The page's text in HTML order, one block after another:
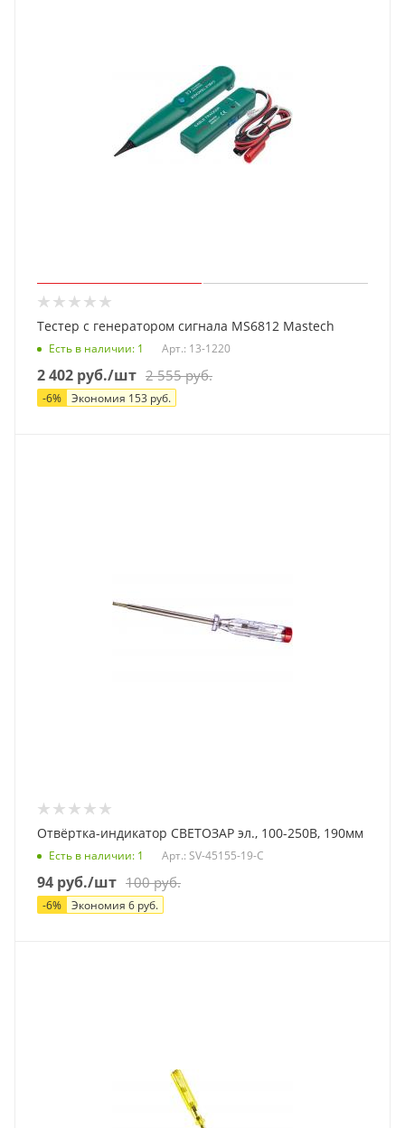
Тестер с генератором сигнала MS6812 Mastech
Есть в наличии: 1 Арт.: 13-1220
2 402 руб./шт 2 555руб.
-6% Экономия 153 руб.
Отвёртка-индикатор СВЕТОЗАР эл., 100-250В, 190мм
Есть в наличии: 1 Арт.: SV-45155-19-С
94 руб./шт 100руб.
-6% Экономия 6 руб.